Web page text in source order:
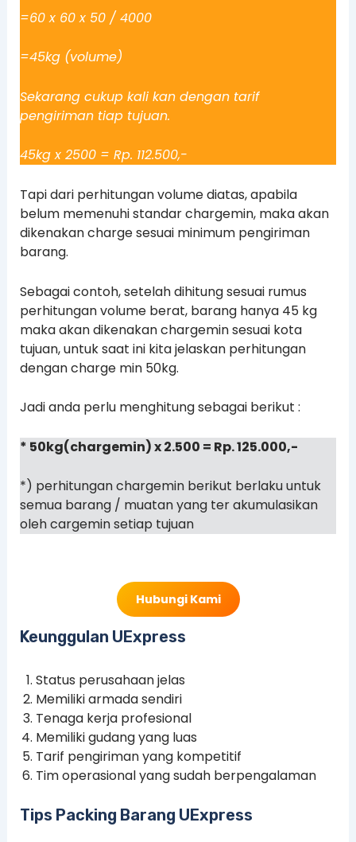
=60 x 60 x 50 / 4000
=45kg (volume)
Sekarang cukup kali kan dengan tarif
pengiriman tiap tujuan.
45kg x 2500 = Rp. 112.500,-
Tapi dari perhitungan volume diatas, apabila
belum memenuhi standar chargemin, maka akan
dikenakan charge sesuai minimum pengiriman
barang.
Sebagai contoh, setelah dihitung sesuai rumus
perhitungan volume berat, barang hanya 45 kg
maka akan dikenakan chargemin sesuai kota
tujuan, untuk saat ini kita jelaskan perhitungan
dengan charge min 50kg.
Jadi anda perlu menghitung sebagai berikut :
* 50kg(chargemin) x 2.500 = Rp. 125.000,-
*) perhitungan chargemin berikut berlaku untuk
semua barang / muatan yang ter akumulasikan
oleh cargemin setiap tujuan
Hubungi Kami
Keunggulan UExpress
Status perusahaan jelas
Memiliki armada sendiri
Tenaga kerja profesional
Memiliki gudang yang luas
Tarif pengiriman yang kompetitif
Tim operasional yang sudah berpengalaman
Tips Packing Barang UExpress